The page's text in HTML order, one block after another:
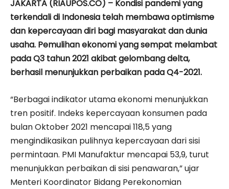
JAKARTA (RIAUPOS.CO) – Kondisi pandemi yang
terkendali di Indonesia telah membawa optimisme
dan kepercayaan diri bagi masyarakat dan dunia
usaha. Pemulihan ekonomi yang sempat melambat
pada Q3 tahun 2021 akibat gelombang delta,
berhasil menunjukkan perbaikan pada Q4-2021.
“Berbagai indikator utama ekonomi menunjukkan
tren positif. Indeks kepercayaan konsumen pada
bulan Oktober 2021 mencapai 118,5 yang
mengindikasikan pulihnya kepercayaan dari sisi
permintaan. PMI Manufaktur mencapai 53,9, turut
menunjukkan perbaikan di sisi penawaran,” ujar
Menteri Koordinator Bidang Perekonomian